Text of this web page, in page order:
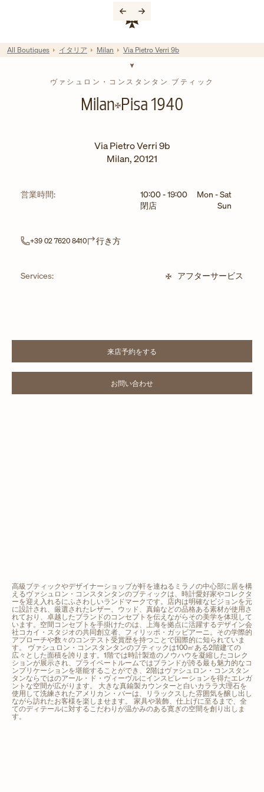
コーポレートサイトへのリンク
Return to Nav
ヴァシュロン・コンスタンタン ブティック
Milan Pisa 1940
Via Pietro Verri 9b
Milan,20121
営業時間: 曜日時間 Mon - Sat
10:00-19:00
Sun
閉店
+39 02 7620 8410 行き方Link Opens in New Tab
Services: アフターサービス
来店予約をするLINK OPENS IN NEW TAB
お問い合わせLINK OPENS IN NEW TAB
高級ブティックやデザイナーショップが軒を連ねるミラノの中心部に居を構
えるヴァシュロン・コンスタンタンのブティックは、時計愛好家やコレクタ
ーを迎え入れるにふさわしいランドマークです。店内は明確なビジョンを元
に設計され、厳選されたレザー、ウッド、真鍮などの品格ある素材が使用さ
れており、卓越したブランドのコンセプトを伝えながらその美学を体現して
います。空間コンセプトを手掛けたのは、上海を拠点に活躍するデザイン会
社コカイ・スタジオの共同創立者、フィリッポ・ガッビアーニ。その学際的
アプローチや数々のコンテスト受賞歴を持つことで国際的に知られていま
す。 ヴァシュロン・コンスタンタンのブティックは100㎡ある2階建ての
広々とした面積を誇ります。1階では時計製造のノウハウを凝縮したコレク
ションが展示され、プライベートルームではブランドが誇る最も魅力的なコ
ンプリケーションを堪能することができ、2階はヴァシュロン・コンスタン
タンならではのアール・ド・ヴィーヴルにインスピレーションを得たエレガ
ントな空間が広がります。 大きな真鍮製カウンターと白いカララ大理石を
使用して洗練されたアメリカン・バーは、リラックスした雰囲気を醸し出し
ながら訪れたお客様を楽しませます。 家具や装飾、仕上げに至るまで、全
てのディテールに対するこだわりが温かみのある寛ぎの空間を創り出しま
す。
All Boutiques イタリア Milan Via Pietro Verri 9b